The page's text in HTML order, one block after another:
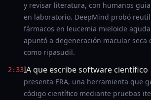
y revisar literatura, con humanos
en laboratorio. DeepMind probó
fármacos en leucemia mieloide
apuntó a degeneración macular seca
como ripasudil.
2:33IA que escribe software científico
presenta ERA, una herramienta que
código científico mediante pruebas